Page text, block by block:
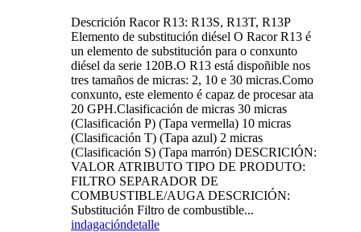
Descrición Racor R13: R13S, R13T, R13P
Elemento de substitución diésel O Racor R13 é
un elemento de substitución para o conxunto
diésel da serie 120B.O R13 está dispoñible nos
tres tamaños de micras: 2, 10 e 30 micras.Como
conxunto, este elemento é capaz de procesar ata
20 GPH.Clasificación de micras 30 micras
(Clasificación P) (Tapa vermella) 10 micras
(Clasificación T) (Tapa azul) 2 micras
(Clasificación S) (Tapa marrón) DESCRICIÓN:
VALOR ATRIBUTO TIPO DE PRODUTO:
FILTRO SEPARADOR DE
COMBUSTIBLE/AUGA DESCRICIÓN:
Substitución Filtro de combustible...
indagacióndetalle